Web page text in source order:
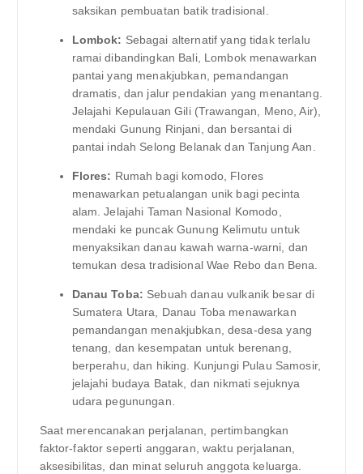
saksikan pembuatan batik tradisional.
Lombok: Sebagai alternatif yang tidak terlalu
ramai dibandingkan Bali, Lombok menawarkan
pantai yang menakjubkan, pemandangan
dramatis, dan jalur pendakian yang menantang.
Jelajahi Kepulauan Gili (Trawangan, Meno, Air),
mendaki Gunung Rinjani, dan bersantai di
pantai indah Selong Belanak dan Tanjung Aan.
Flores: Rumah bagi komodo, Flores
menawarkan petualangan unik bagi pecinta
alam. Jelajahi Taman Nasional Komodo,
mendaki ke puncak Gunung Kelimutu untuk
menyaksikan danau kawah warna-warni, dan
temukan desa tradisional Wae Rebo dan Bena.
Danau Toba: Sebuah danau vulkanik besar di
Sumatera Utara, Danau Toba menawarkan
pemandangan menakjubkan, desa-desa yang
tenang, dan kesempatan untuk berenang,
berperahu, dan hiking. Kunjungi Pulau Samosir,
jelajahi budaya Batak, dan nikmati sejuknya
udara pegunungan.
Saat merencanakan perjalanan, pertimbangkan
faktor-faktor seperti anggaran, waktu perjalanan,
aksesibilitas, dan minat seluruh anggota keluarga.